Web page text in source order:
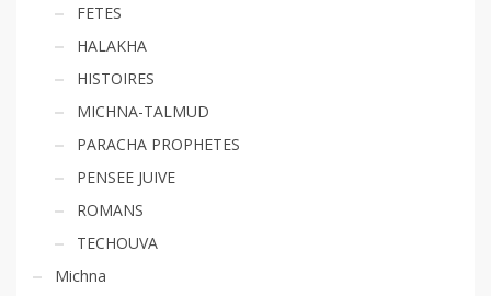
FETES
HALAKHA
HISTOIRES
MICHNA-TALMUD
PARACHA PROPHETES
PENSEE JUIVE
ROMANS
TECHOUVA
Michna